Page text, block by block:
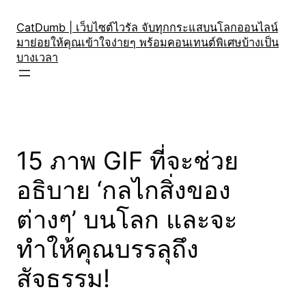
content
CatDumb | เว็บไซต์ไวรัล จับทุกกระแสบนโลกออนไลน์
มาย่อยให้คุณเข้าใจง่ายๆ พร้อมคอนเทนต์พิเศษบ้างเป็น
บางเวลา
15 ภาพ GIF ที่จะช่วย
อธิบาย ‘กลไกสิ่งของ
ต่างๆ’ บนโลก และจะ
ทำให้คุณบรรลุถึง
สัจธรรม!